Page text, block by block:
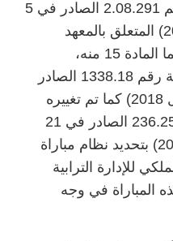
طبقا لمقتضيات المرسوم رقم 2.08.291 الصادر في 5
من رجب 1429 (9 يوليو 2008) المتعلق بالمعهد
الملكي للإدارة الترابية ولاسيما المادة 15 منه،
ومقتضيات قرار وزير الداخلية رقم 1338.18 الصادر
في 8 شعبان 1439 (25 أبريل 2018) كما تم تغييره
وتتميمه بموجب القرار رقم 236.25 الصادر في 21
من رجب 1446 (22 يناير 2025) بتحديد نظام مباراة
للإدارة الترابية
تفتح هذه المباراة في وجه